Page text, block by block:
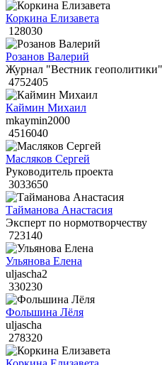
Коркина Елизавета
128030
Розанов Валерий
Журнал "Вестник
4752405
Каймин Михаил
mkaymin2000
4516040
Масляков Сергей
Руководитель проекта
3033650
Тайманова Анастасия
Эксперт по нормотворчеству
723140
Ульянова Елена
uljascha2
330230
Фольшина Лёля
uljascha
278320